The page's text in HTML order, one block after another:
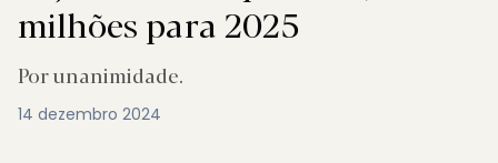
milhões para 2025
Por unanimidade.
14 dezembro 2024